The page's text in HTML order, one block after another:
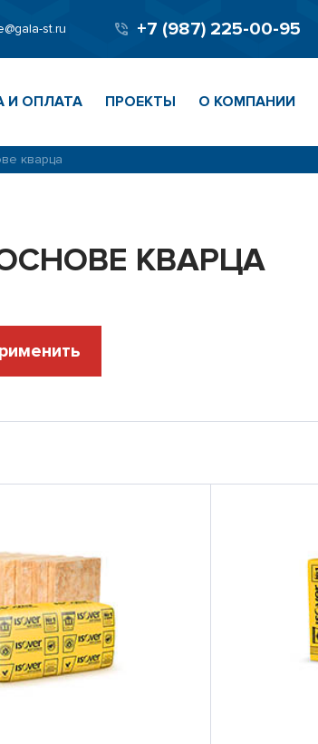
st.ru +7 (987) 225-00-95
И ОПЛАТА ПРОЕКТЫ О КОМПАНИИ
кварца
КВАРЦА